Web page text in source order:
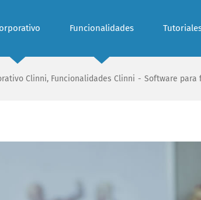
Funcionalidades
Clinni, Funcionalidades Clinni - Software para